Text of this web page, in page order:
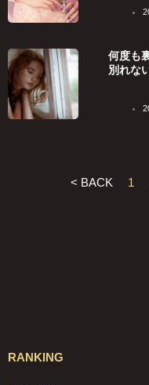
何度も
別れな
< BACK 1
RANKING